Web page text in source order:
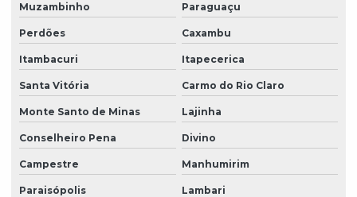
Muzambinho Paraguaçu
Perdões Caxambu
Itambacuri Itapecerica
Santa Vitória Carmo do Rio Claro
Monte Santo de Minas Lajinha
Conselheiro Pena Divino
Campestre Manhumirim
Paraisópolis Lambari